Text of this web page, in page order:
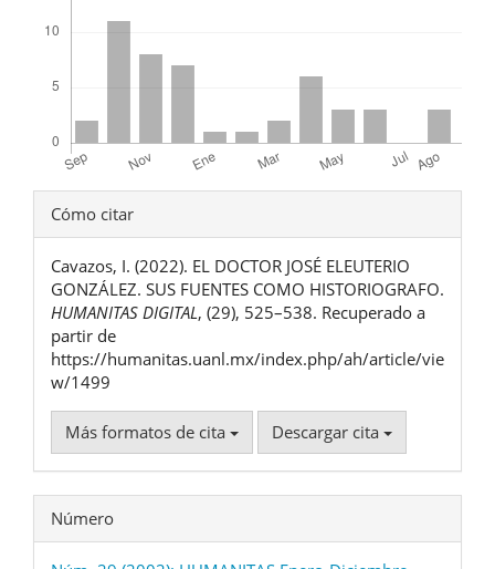
Detalles
del
artículo
Cómo citar
Cavazos, I. (2022). EL DOCTOR JOSÉ ELEUTERIO
GONZÁLEZ. SUS FUENTES COMO HISTORIOGRAFO.
HUMANITAS DIGITAL, (29), 525–538. Recuperado a
partir de
https://humanitas.uanl.mx/index.php/ah/article/vie
w/1499
Más formatos de cita Descargar cita
Número